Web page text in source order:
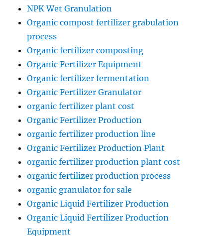
NPK Wet Granulation
Organic compost fertilizer grabulation
process
Organic fertilizer composting
Organic Fertilizer Equipment
Organic fertilizer fermentation
Organic Fertilizer Granulator
organic fertilizer plant cost
Organic Fertilizer Production
organic fertilizer production line
Organic Fertilizer Production Plant
organic fertilizer production plant cost
organic fertilizer production process
organic granulator for sale
Organic Liquid Fertilizer Production
Organic Liquid Fertilizer Production
Equipment